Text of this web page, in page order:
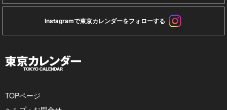
Instagramで東京カレンダーをフォローする
TOPページ